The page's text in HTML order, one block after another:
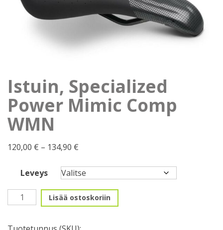
Istuin, Specialized
Power Mimic Comp
WMN
120,00 € – 134,90 €
-
134,90 €
Leveys
Istuin,
Specialized
Lisää ostoskoriin